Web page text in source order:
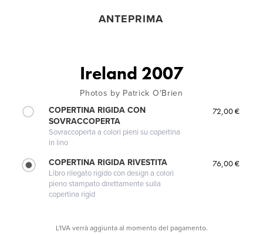
ANTEPRIMA
Ireland 2007
Photos by Patrick O'Brien
COPERTINA RIGIDA CON
SOVRACCOPERTA
Sovraccoperta a colori pieni su copertina
in lino
72,00 €
COPERTINA RIGIDA RIVESTITA
Libro rilegato rigido con design a colori
pieno stampato direttamente sulla
copertina rigid
76,00 €
L'IVA verrà aggiunta al momento del pagamento.